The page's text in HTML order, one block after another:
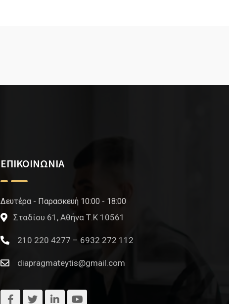
ΕΠΙΚΟΙΝΩΝΙΑ
Δευτέρα - Παρασκευή 10:00 - 18:00
Σταδίου 61, Αθήνα Τ.Κ 10561
210 220 4277 – 6932 272 112
diapragmateytis@gmail.com